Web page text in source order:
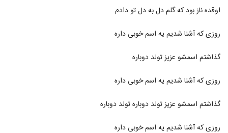
1016
۴۰۵ بازدید
1017
Mahshahri)
۶۲۶ بازدید
دانلود آهنگ محمد رامزی به ساعت نگاه کن
اوقده ناز بود که گلم دل به دل تو دادم
روزی که آشنا شدیم یه اسم خوبی داره
گذاشتم اسمشو عزیز تولد دوباره
روزی که آشنا شدیم یه اسم خوبی داره
گذاشتم اسمشو عزیز تولد دوباره تولد دوباره
روزی که آشنا شدیم یه اسم خوبی داره